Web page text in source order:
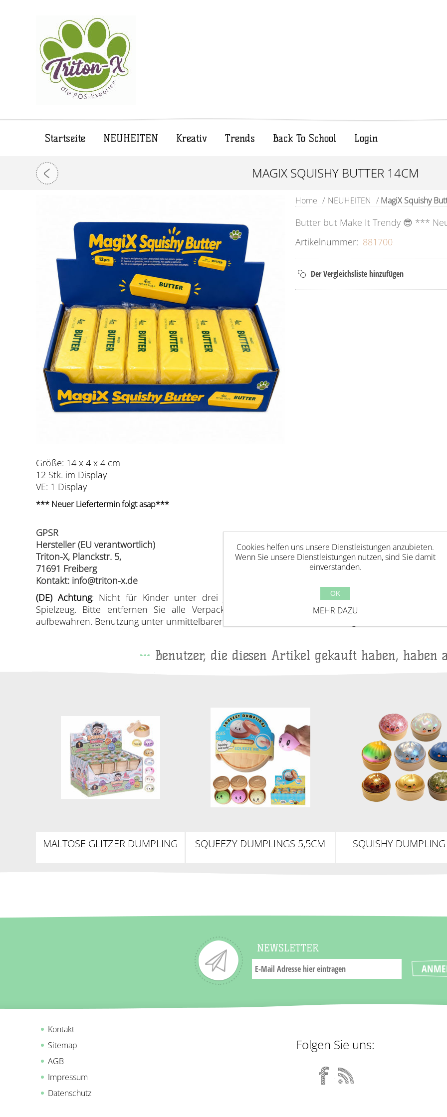
Startseite NEUHEITEN Kreativ Trends Back To School Login
MAGIX SQUISHY BUTTER 14CM
Home / NEUHEITEN / MagiX Squishy
Butter but Make It Trendy 😎 ***
Artikelnummer: 881700
Größe: 14 x 4 x 4 cm
12 Stk. im Display
VE: 1 Display
*** Neuer Liefertermin folgt asap***
GPSR
Hersteller (EU verantwortlich)
Triton-X, Planckstr. 5,
71691 Freiberg
Kontakt: info@triton-x.de
(DE) Achtung: Nicht für Kinder unter drei Jahren geeignet. Erstickungsgefahr aufgrund
Spielzeug. Bitte entfernen Sie alle Verpackungselemente bevor Kinder mit diesem Produkt
aufbewahren. Benutzung unter unmittelbarer Aufsicht von Erwachsenen. Hergestellt in China.
Benutzer, die diesen Artikel gekauft haben, haben
MALTOSE GLITZER DUMPLING
SQUEEZY DUMPLINGS 5,5CM SQUISHY
NEWSLETTER
Kontakt
Sitemap
AGB
Impressum
Datenschutz
Folgen Sie uns:
Cookies helfen uns unsere Dienstleistungen anzubieten.
Wenn Sie unsere Dienstleistungen nutzen, sind Sie damit
einverstanden.
OK
MEHR DAZU